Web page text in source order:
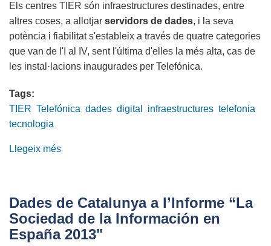
Els centres TIER són infraestructures destinades, entre
altres coses, a allotjar servidors de dades, i la seva
potència i fiabilitat s'estableix a través de quatre categories
que van de l'I al IV, sent l'última d'elles la més alta, cas de
les instal·lacions inaugurades per Telefónica.
Tags:
TIER Telefónica dades digital infraestructures telefonia
tecnologia
Llegeix més
major
centre
de
Dades de Catalunya a l’Informe “La
Sociedad de la Información en
España 2013"